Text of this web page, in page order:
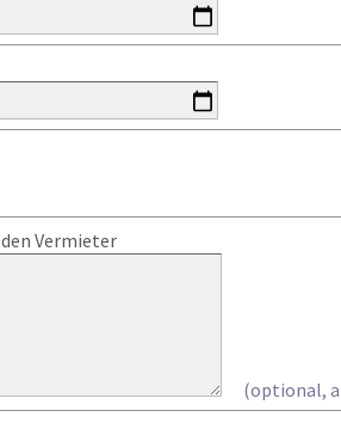
Vermieter
(optional,